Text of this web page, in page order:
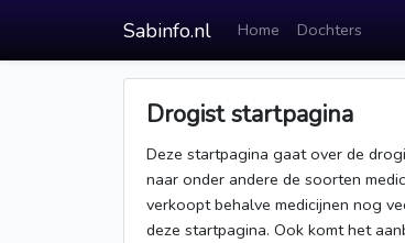
Sabinfo.nl Home Dochters
Drogist startpagina
Deze startpagina gaat over de
naar onder andere de soorten
verkoopt behalve medicijnen nog
deze startpagina. Ook komt het